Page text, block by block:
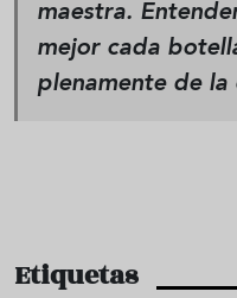
maestra.
mejor cada
plenamente de la
Etiquetas